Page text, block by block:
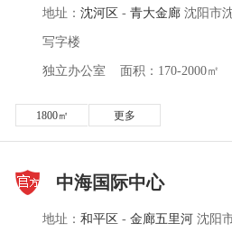
地址： 沈河区 - 青大金廊 沈阳市
写字楼
独立办公室 面积：170-2000㎡
1800㎡ 更多
中海国际中心
地址： 和平区 - 金廊五里河 沈阳